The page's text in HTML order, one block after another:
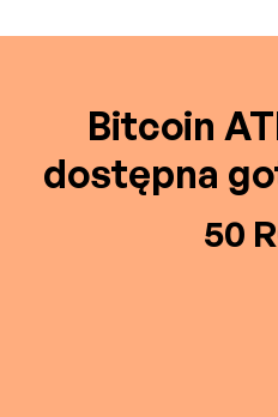
Bitcoin
dostępna
50